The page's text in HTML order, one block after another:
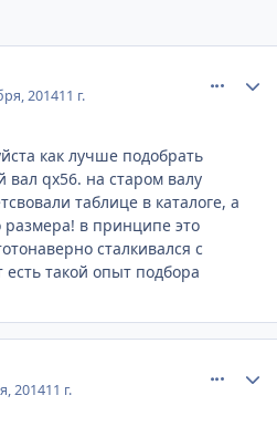
201411 г.
как лучше подобрать
qx56. на старом валу
таблице в каталоге, а
в принципе это
сталкивался с
такой опыт подбора
201411 г.